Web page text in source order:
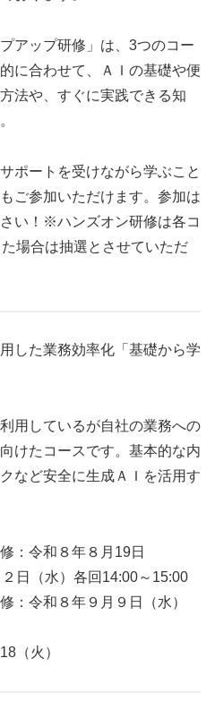
アップ研修」は、3つのコー
に合わせて、ＡＩの基礎や便
法や、すぐに実践できる知
ポートを受けながら学ぶこと
ご参加いただけます。参加は
い！※ハンズオン研修は各コ
場合は抽選とさせていただ
した業務効率化「基礎から学
用しているが自社の業務への
けたコースです。基本的な内
など安全に生成ＡＩを活用す
：令和８年８月19日
日（水）各回14:00～15:00
８年９月９日（水）
（火）